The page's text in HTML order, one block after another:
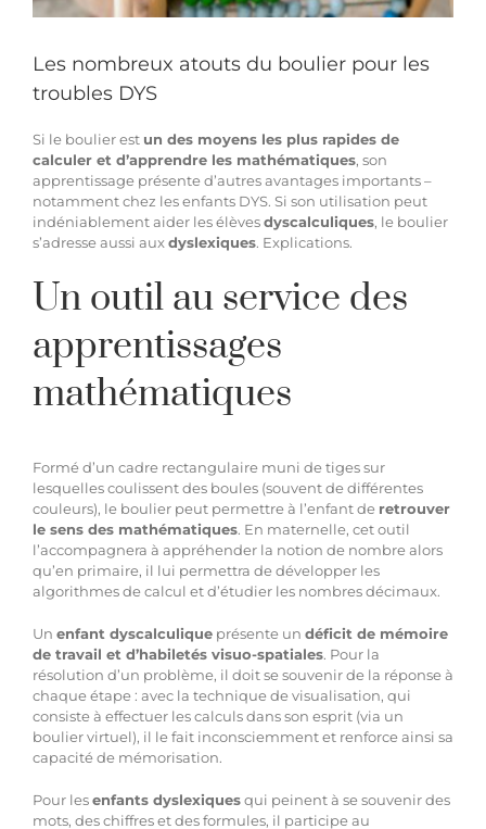
Espace membre
Contact WhatsApp
Les nombreux atouts du boulier pour les
troubles DYS
Si le boulier est un des moyens les plus rapides de
calculer et d’apprendre les mathématiques, son
apprentissage présente d’autres avantages importants –
notamment chez les enfants DYS. Si son utilisation peut
indéniablement aider les élèvesdyscalculiques, le boulier
s’adresse aussi auxdyslexiques. Explications.
Un outil au service des
apprentissages
mathématiques
Formé d’un cadre rectangulaire muni de tiges sur
lesquelles coulissent des boules (souvent de différentes
couleurs), le boulier peut permettre à l’enfant de retrouver
le sens des mathématiques. En maternelle, cet outil
l’accompagnera à appréhender la notion de nombre alors
qu’en primaire, il lui permettra de développer les
algorithmes de calcul et d’étudier les nombres décimaux.
Un enfant dyscalculique présente un déficit de mémoire
de travail et d’habiletés visuo-spatiales. Pour la
résolution d’un problème, il doit se souvenir de la réponse à
chaque étape : avec la technique de visualisation, qui
consiste à effectuer les calculs dans son esprit (via un
boulier virtuel), il le fait inconsciemment et renforce ainsi sa
capacité de mémorisation.
Pour lesenfants dyslexiquesqui peinent à se souvenir des
mots, des chiffres et des formules, il participe au